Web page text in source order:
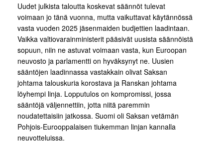
Uudet julkista taloutta koskevat säännöt tulevat
voimaan jo tänä vuonna, mutta vaikuttavat käytännössä
vasta vuoden 2025 jäsenmaiden budjettien laadintaan.
Vaikka valtiovarainministerit pääsivät uusista säännöistä
sopuun, niin ne astuvat voimaan vasta, kun Euroopan
neuvosto ja parlamentti on hyväksynyt ne. Uusien
sääntöjen laadinnassa vastakkain olivat Saksan
johtama talouskuria korostava ja Ranskan johtama
löyhempi linja. Lopputulos on kompromissi, jossa
sääntöjä väljennettiin, jotta niitä paremmin
noudatettaisiin jatkossa. Suomi oli Saksan vetämän
Pohjois-Eurooppalaisen tiukemman linjan kannalla
neuvotteluissa.